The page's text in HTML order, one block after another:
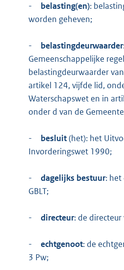
- belasting(en):
worden geheven;
- belastingdeurwaarder
Gemeenschappelijke
belastingdeurwaarder
artikel 124, vijfde lid,
Waterschapswet en in
onder d van de
- besluit(het): het
Invorderingswet 1990;
- dagelijks bestuur: het
GBLT;
- directeur: de directeur
- echtgenoot: de
3 Pw;